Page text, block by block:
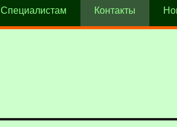
Специалистам Контакты